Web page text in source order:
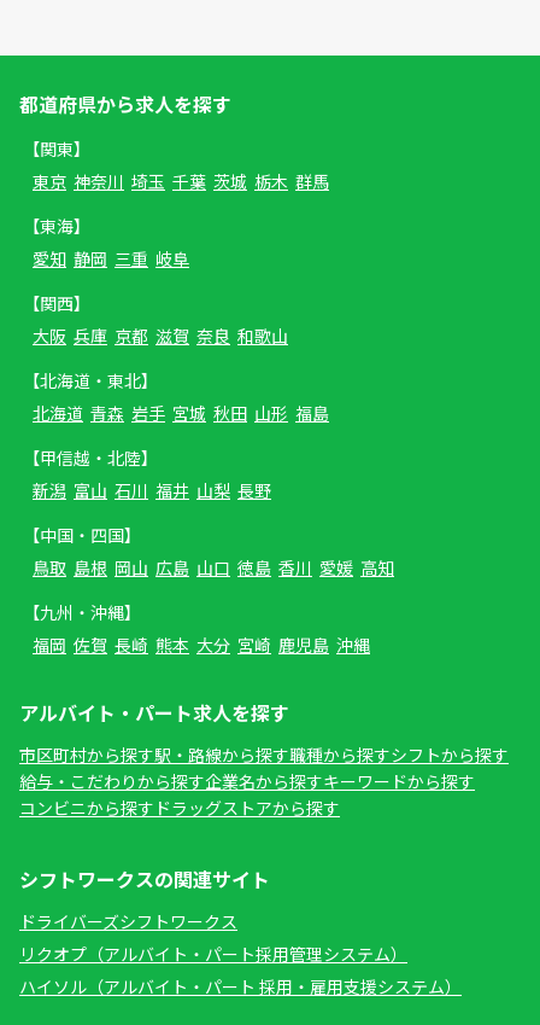
都道府県から求人を探す
【関東】
東京 神奈川 埼玉 千葉 茨城 栃木 群馬
【東海】
愛知 静岡 三重 岐阜
【関西】
大阪 兵庫 京都 滋賀 奈良 和歌山
【北海道・東北】
北海道 青森 岩手 宮城 秋田 山形 福島
【甲信越・北陸】
新潟 富山 石川 福井 山梨 長野
【中国・四国】
鳥取 島根 岡山 広島 山口 徳島 香川 愛媛 高知
【九州・沖縄】
福岡 佐賀 長崎 熊本 大分 宮崎 鹿児島 沖縄
アルバイト・パート求人を探す
市区町村から探す駅・路線から探す職種から探すシフトから探す
給与・こだわりから探す企業名から探すキーワードから探す
コンビニから探す ドラッグストアから探す
シフトワークスの関連サイト
ドライバーズシフトワークス
リクオプ（アルバイト・パート採用管理システム）
ハイソル（アルバイト・パート 採用・雇用支援システム）